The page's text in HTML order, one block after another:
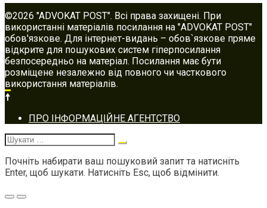
©2026 "ADVOKAT POST". Всі права захищені. При
використанні матеріалів посилання на "ADVOKAT POST"
обов'язкове. Для інтернет-видань – обов`язкове пряме
відкрите для пошукових систем гіперпосилання
безпосередньо на матеріал. Посилання має бути
розміщене незалежно від повного чи часткового
використання матеріалів.
Footer
navigation
ПРО ІНФОРМАЦІЙНЕ АГЕНТСТВО
Шукати:
Почніть набирати ваш пошуковий запит та натисніть
Enter, щоб шукати. Натисніть Esc, щоб відмінити.
Меню